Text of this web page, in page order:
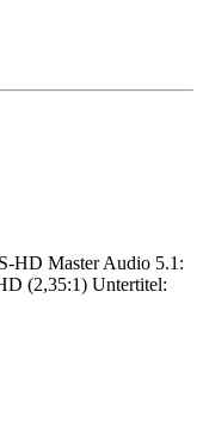
HD Master Audio 5.1:
(2,35:1) Untertitel: